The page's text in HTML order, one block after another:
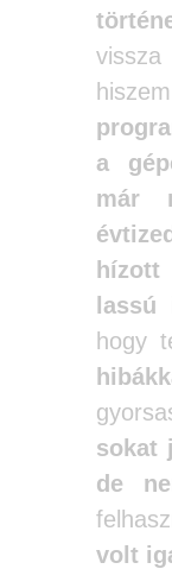
vissza
a
már
hízott
lassú
hogy
sokat
de
volt